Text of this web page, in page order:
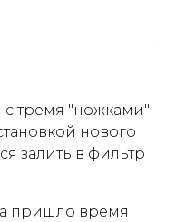
с тремя "ножками"
нового
залить в фильтр
пришло время